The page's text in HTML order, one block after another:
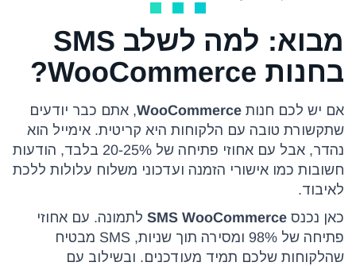
מבוא: למה לשלב SMS
בחנות WooCommerce?
אם יש לכם חנות WooCommerce, אתם כבר יודעים
שתקשורת טובה עם הלקוחות היא קריטית. אימייל הוא
נהדר, אבל עם אחוזי פתיחה של 20-25% בלבד, הודעות
חשובות כמו אישורי הזמנה ועדכוני משלוח עלולות ללכת
לאיבוד.
כאן נכנס SMS WooCommerce לתמונה. עם אחוזי
פתיחה של 98% ומסירה תוך שניות, SMS מבטיח
שהלקוחות שלכם תמיד מעודכנים. ובשילוב עם